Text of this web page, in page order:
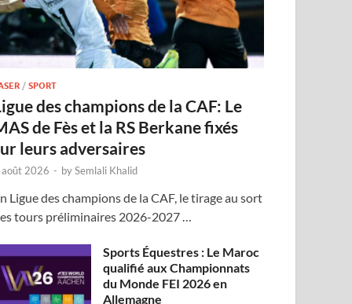
/SPORT
des champions de la CAF: Le
de Fès et la RS Berkane fixés
leurs adversaires
2026 - bySemlali Khalid
Ligue des champions de la CAF, le tirage au sort
tours préliminaires 2026-2027 …
Sports Équestres : Le Maroc
qualifié aux Championnats
du Monde FEI 2026 en
Allemagne